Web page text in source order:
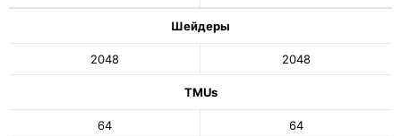
Шейдеры
2048 2048
TMUs
64 64